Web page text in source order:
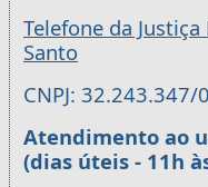
Telefone da
Santo
CNPJ: 32.243.347/
Atendimento ao
(dias úteis - 11h